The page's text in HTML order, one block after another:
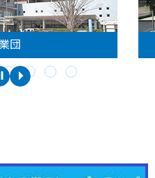
団